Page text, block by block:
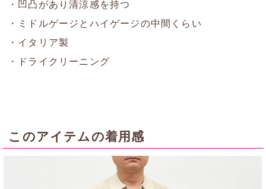
・凹凸があり清涼感を持つ
・ミドルゲージとハイゲージの中間くらい
・イタリア製
・ドライクリーニング
このアイテムの着用感